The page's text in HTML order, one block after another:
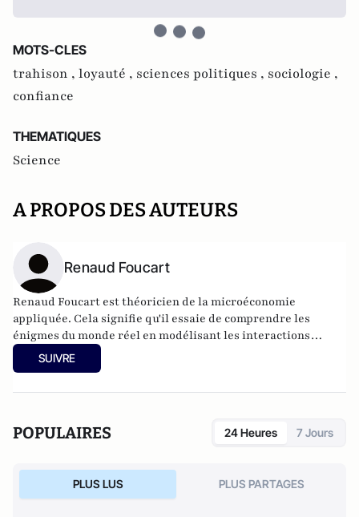
MOTS-CLES
trahison , loyauté , sciences politiques , sociologie ,
confiance
THEMATIQUES
Science
A PROPOS DES AUTEURS
Renaud Foucart
Renaud Foucart est théoricien de la microéconomie
appliquée. Cela signifie qu'il essaie de comprendre les
énigmes du monde réel en modélisant les interactions
stratégiques. Cela l'a amené à travailler sur des sujets aussi
différents que les interdictions de fumer, la finance
tribunaux d'audit sur la sélection des hommes politiques. Il
Depuis, il a travaillé à Oxford, Berlin, Nottingham et
maintenant à l'université de Lancaster.
SUIVRE
POPULAIRES 24 Heures 7 Jours
PLUS LUS PLUS PARTAGES